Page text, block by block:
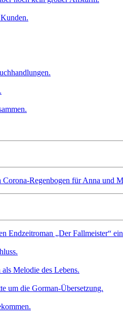
Regenbogen für Anna und
Endzeitroman „Der Fallmeister“
Melodie des Lebens.
um die Gorman-Übersetzung.